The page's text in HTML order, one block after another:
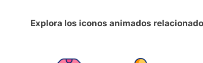
Explora los iconos animados